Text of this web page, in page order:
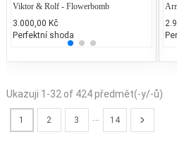
Viktor & Rolf - Flowerbomb
3.000,00 Kč
Perfektní shoda
Jean
50%
Ukazuji 1-32 of 424 předmět(-y/-ů)
1 2 3 14